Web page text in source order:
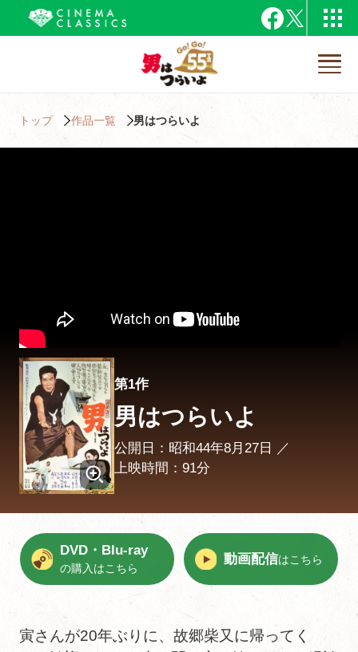
トップ 作品一覧 男はつらいよ
第1作
男はつらいよ
公開日：昭和44年8月27日 ／
上映時間：91分
DVD・Blu-ray
の購入はこちら
動画配信はこちら
寅さんが20年ぶりに、故郷柴又に帰ってく